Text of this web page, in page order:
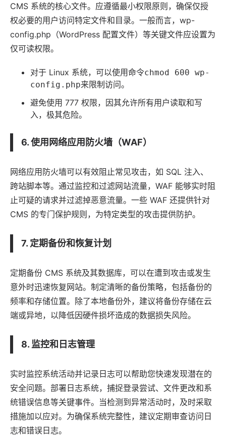
CMS 系统的核心文件。应遵循最小权限原则，确保仅授
权必要的用户访问特定文件和目录。一般而言，wp-
config.php（WordPress 配置文件）等关键文件应设置为
仅可读权限。
对于 Linux 系统，可以使用命令chmod 600 wp-
config.php来限制访问。
避免使用 777 权限，因其允许所有用户读取和写
入，极其危险。
6. 使用网络应用防火墙（WAF）
网络应用防火墙可以有效阻止常见攻击，如 SQL 注入、
跨站脚本等。通过监控和过滤网站流量，WAF 能够实时阻
止可疑的请求并过滤掉恶意流量。一些 WAF 还提供针对
CMS 的专门保护规则，为特定类型的攻击提供防护。
7. 定期备份和恢复计划
定期备份 CMS 系统及其数据库，可以在遭到攻击或发生
意外时迅速恢复网站。制定清晰的备份策略，包括备份的
频率和存储位置。除了本地备份外，建议将备份存储在云
端或异地，以降低因硬件损坏造成的数据损失风险。
8. 监控和日志管理
实时监控系统活动并记录日志可以帮助您快速发现潜在的
安全问题。部署日志系统，捕捉登录尝试、文件更改和系
统错误信息等关键事件。当检测到异常活动时，及时采取
措施加以应对。为确保系统完整性，建议定期审查访问日
志和错误日志。